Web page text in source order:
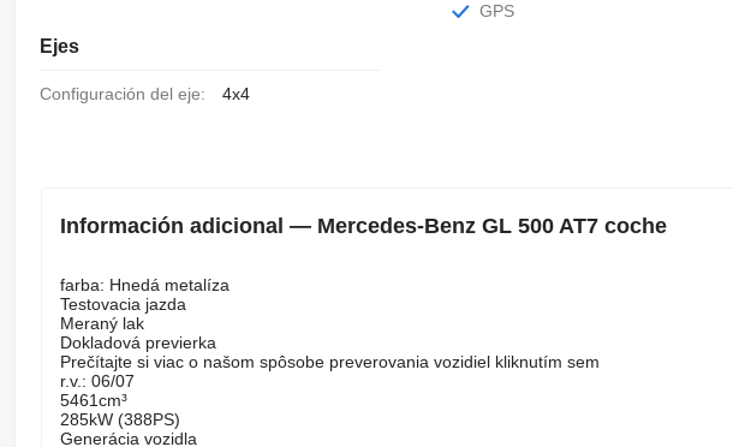
Ejes
Configuración del eje: 4x4
GPS
Información adicional — Mercedes-Benz GL 500 AT7 coche
farba: Hnedá metalíza
Testovacia jazda
Meraný lak
Dokladová previerka
Prečítajte si viac o našom spôsobe preverovania vozidiel kliknutím sem
r.v.: 06/07
5461cm³
285kW (388PS)
Generácia vozidla